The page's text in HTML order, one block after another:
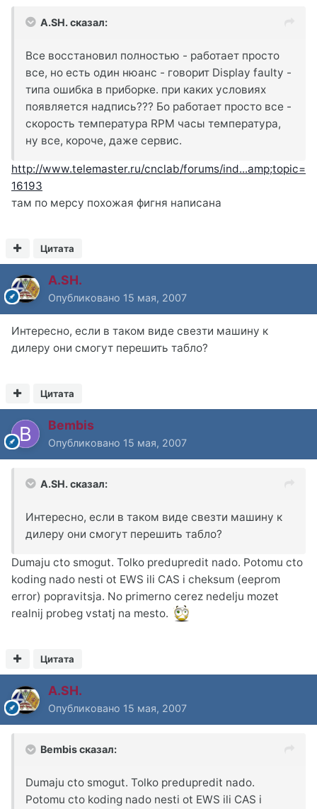
A.SH. сказал:
Все восстановил полностью - работает просто
все, но есть один нюанс - говорит Display faulty -
типа ошибка в приборке. при каких условиях
появляется надпись??? Бо работает просто все -
скорость температура RPM часы температура,
ну все, короче, даже сервис.
http://www.telemaster.ru/cnclab/forums/ind...amp;topic=
16193
там по мерсу похожая фигня написана
Цитата
A.SH.
Опубликовано 15 мая, 2007
Интересно, если в таком виде свезти машину к
дилеру они смогут перешить табло?
Цитата
Bembis
Опубликовано 15 мая, 2007
A.SH. сказал:
Интересно, если в таком виде свезти машину к
дилеру они смогут перешить табло?
Dumaju cto smogut. Tolko predupredit nado. Potomu cto
koding nado nesti ot EWS ili CAS i cheksum (eeprom
error) popravitsja. No primerno cerez nedelju mozet
realnij probeg vstatj na mesto.
Цитата
A.SH.
Опубликовано 15 мая, 2007
Bembis сказал:
Dumaju cto smogut. Tolko predupredit nado.
Potomu cto koding nado nesti ot EWS ili CAS i